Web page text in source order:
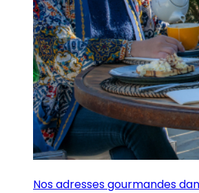
Nos adresses gourmandes